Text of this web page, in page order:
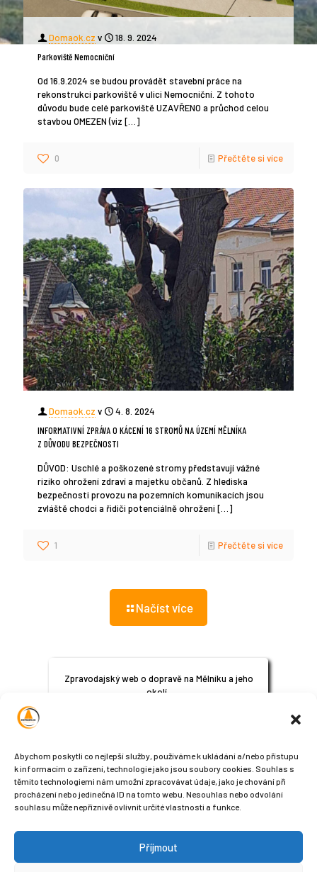
Abychom poskytli co nejlepší služby, používáme k ukládání a/nebo přístupu
k informacím o zařízení, technologie jako jsou soubory cookies. Souhlas s
těmito technologiemi nám umožní zpracovávat údaje, jako je chování při
procházení nebo jedinečná ID na tomto webu. Nesouhlas nebo odvolání
souhlasu může nepříznivě ovlivnit určité vlastnosti a funkce.
Příjmout
Domaok.cz v
18. 9. 2024
Parkoviště Nemocniční
Od 16.9.2024 se budou provádět stavební práce na
rekonstrukci parkoviště v ulici Nemocniční. Z tohoto
důvodu bude celé parkoviště UZAVŘENO a průchod celou
stavbou OMEZEN (viz […]
0 Přečtěte si více
Domaok.cz v
4. 8. 2024
INFORMATIVNÍ ZPRÁVA O KÁCENÍ 16 STROMŮ NA ÚZEMÍ MĚLNÍKA
Z DŮVODU BEZPEČNOSTI
DŮVOD: Uschlé a poškozené stromy představují vážné
riziko ohrožení zdraví a majetku občanů. Z hlediska
bezpečnosti provozu na pozemních komunikacích jsou
zvláště chodci a řidiči potenciálně ohroženi […]
1 Přečtěte si více
Načíst více
Zpravodajský web o dopravě na Mělníku a jeho
okolí.
Sledujte nás na sociálních sítích